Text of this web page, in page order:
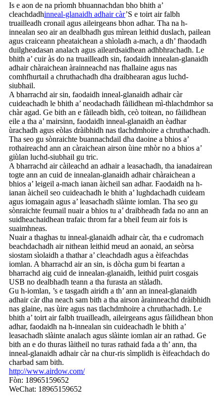
Is e aon de na prìomh bhuannachdan bho bhith a’
cleachdadhinneal-glanaidh adhair càr’S e toirt air falbh
truailleadh cronail agus aileirgeans bhon adhar. Tha na h-
innealan seo air an dealbhadh gus mìrean leithid duslach, pailean
agus craiceann pheataichean a shìoladh a-mach, a dh’ fhaodadh
duilgheadasan analach agus aileardsaidhean adhbhrachadh. Le
bhith a’ cuir às do na truailleadh sin, faodaidh innealan-glanaidh
adhair chàraichean àrainneachd nas fhallaine agus nas
comhfhurtail a chruthachadh dha draibhearan agus luchd-
siubhail.
A bharrachd air sin, faodaidh inneal-glanaidh adhair càr
cuideachadh le bhith a’ neodachadh fàilidhean mì-thlachdmhor sa
chàr agad. Ge bith an e fàileadh bìdh, ceò toitean, no fàilidhean
eile a tha a’ mairsinn, faodaidh inneal-glanaidh an èadhar
ùrachadh agus eòlas dràibhidh nas tlachdmhoire a chruthachadh.
Tha seo gu sònraichte buannachdail dha daoine a bhios a’
rothaireachd ann an càraichean airson ùine mhòr no a bhios a’
giùlan luchd-siubhail gu tric.
A bharrachd air càileachd an adhair a leasachadh, tha ianadairean
togte ann an cuid de innealan-glanaidh adhair chàraichean a
bhios a’ leigeil a-mach ianan àicheil san adhar. Faodaidh na h-
ianan àicheil seo cuideachadh le bhith a’ lughdachadh cuideam
agus iomagain agus a’ leasachadh slàinte iomlan. Tha seo gu
sònraichte feumail nuair a bhios tu a’ draibheadh ​​​​​​fada no ann an
suidheachaidhean trafaic throm far a bheil feum air fois is
suaimhneas.
Nuair a thaghas tu inneal-glanaidh adhair càr, tha e cudromach
beachdachadh air nithean leithid meud an aonaid, an seòrsa
siostam sìolaidh a thathar a’ cleachdadh agus a èifeachdas
iomlan. A bharrachd air an sin, is dòcha gum bi feartan a
bharrachd aig cuid de innealan-glanaidh, leithid puirt cosgais
USB no dealbhadh teann a tha furasta an stàladh.
Gu h-iomlan, ’s e tasgadh airidh a th’ ann an inneal-glanaidh
adhair càr dha neach sam bith a tha airson àrainneachd dràibhidh
nas glaine, nas ùire agus nas tlachdmhoire a chruthachadh. Le
bhith a’ toirt air falbh truailleadh, aileirgeans agus fàilidhean bhon
adhar, faodaidh na h-innealan sin cuideachadh le bhith a’
leasachadh slàinte analach agus slàinte iomlan air an rathad. Ge
bith an e do thuras làitheil no turas rathaid fada a th’ ann, tha
inneal-glanaidh adhair càr na chur-ris sìmplidh is èifeachdach do
charbad sam bith.
http://www.airdow.com/
Fòn: 18965159652
WeChat: 18965159652